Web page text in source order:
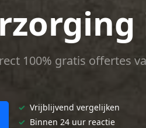
100% gratis offertes
✓ Vrijblijvend vergelijken
✓ Binnen 24 uur reactie